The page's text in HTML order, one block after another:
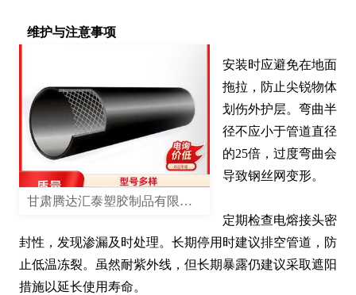
维护与注意事项
甘肃腾达汇泰塑胶制品有限公司
安装时应避免在地面
拖拉，防止尖锐物体
划伤外护层。弯曲半
径不应小于管道直径
的25倍，过度弯曲会
导致钢丝网变形。
定期检查电熔接头密
封性，发现渗漏及时处理。长期停用时建议排空管道，防
止低温冻裂。虽然耐紫外线，但长期暴露仍建议采取遮阳
措施以延长使用寿命。